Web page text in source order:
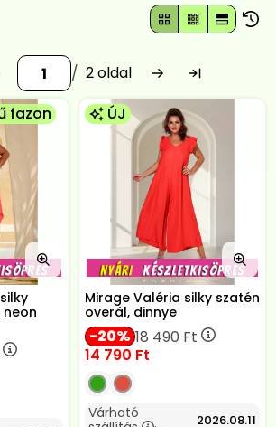
2
fazon
neon
ÚJ
Mirage Valéria silky szatén
overál, dinnye
20 18 490Ft
14 790 Ft
Várható
2026.08.11